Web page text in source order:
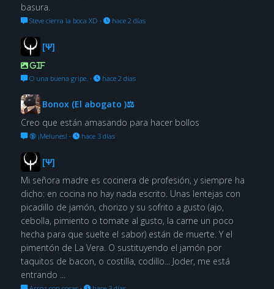
basura.
Steve cierra la boca XD · hace 2 días
[Ψ]
GIF
O una buena gripe. · hace 2 días
Bonox (El abogato )⚖
Creo que están amasando para hacer bollos
🔞 ¡Melunes! · hace 3 días
[Ψ]
Mi señora madre es cocinera de profesión, y siempre ha
dicho: en cocina no hay nada escrito. Unas lentejas con
picadillo de jamón, chorizo y su sofrito a gusto (ajo,
cebolla, pimiento o tomate al gusto, la carne un poco
hecha para que suelte el sabor) están de muerte. Y el
pimentón de La Vera. O sustituyendo el jamón por
taquitos de bacon, o costilla, codillo... Joder, me está
entrando ...